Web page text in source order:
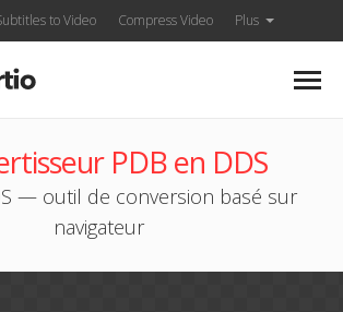
to Video Compress Video Plus
PDB en DDS
— outil de conversion basé sur
navigateur